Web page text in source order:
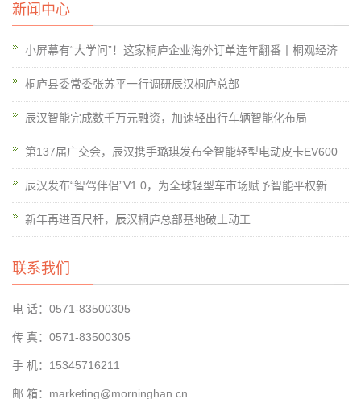
新闻中心
小屏幕有“大学问”！这家桐庐企业海外订单连年翻番丨桐观经济
桐庐县委常委张苏平一行调研辰汉桐庐总部
辰汉智能完成数千万元融资，加速轻出行车辆智能化布局
第137届广交会，辰汉携手璐琪发布全智能轻型电动皮卡EV600
新年再进百尺杆，辰汉桐庐总部基地破土动工
联系我们
电 话：0571-83500305
传 真：0571-83500305
手 机：15345716211
邮 箱：marketing@morninghan.cn